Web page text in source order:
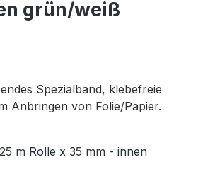
grün/weiß
Spezialband, klebefreie
Anbringen von Folie/Papier.